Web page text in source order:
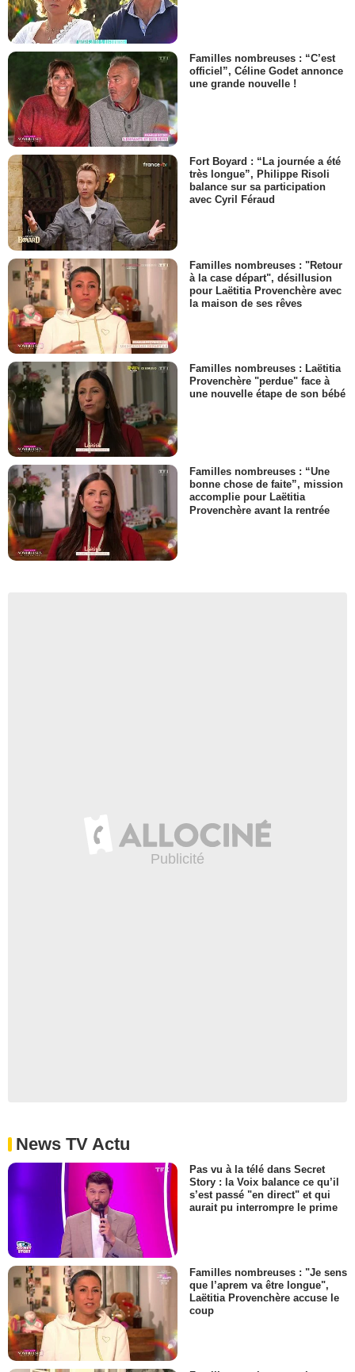
Familles nombreuses : “C’est
officiel”, Céline Godet annonce
une grande nouvelle !
Fort Boyard : “La journée a été
très longue”, Philippe Risoli
balance sur sa participation
avec Cyril Féraud
Familles nombreuses : "Retour
à la case départ", désillusion
pour Laëtitia Provenchère avec
la maison de ses rêves
Familles nombreuses : Laëtitia
Provenchère "perdue" face à
une nouvelle étape de son bébé
Familles nombreuses : “Une
bonne chose de faite”, mission
accomplie pour Laëtitia
Provenchère avant la rentrée
News TV Actu
Pas vu à la télé dans Secret
Story : la Voix balance ce qu’il
s’est passé "en direct" et qui
aurait pu interrompre le prime
Familles nombreuses : "Je sens
que l’aprem va être longue",
Laëtitia Provenchère accuse le
coup